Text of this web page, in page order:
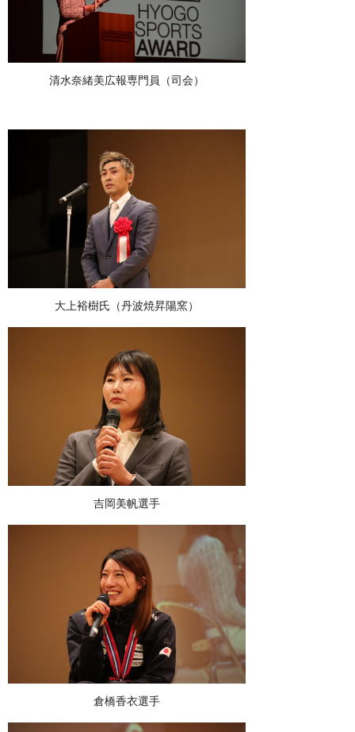
清水奈緒美広報専門員（司会）
大上裕樹氏（丹波焼昇陽窯）
吉岡美帆選手
倉橋香衣選手